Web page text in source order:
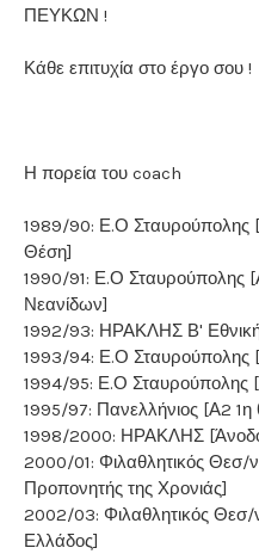
ΠΕΥΚΩΝ !
Κάθε επιτυχία στο έργο σου !
Η πορεία του coach
1989/90: Ε.Ο Σταυρούπολης
Θέση]
1990/91: Ε.Ο Σταυρούπολης
Νεανίδων]
1992/93: ΗΡΑΚΛΗΣ Β' Εθνική
1993/94: Ε.Ο Σταυρούπολης
1994/95: Ε.Ο Σταυρούπολης
1995/97: Πανελλήνιος [Α2
1998/2000: ΗΡΑΚΛΗΣ
2000/01: Φιλαθλητικός Θεσ/
Προπονητής της Χρονιάς]
2002/03: Φιλαθλητικός
Ελλάδος]